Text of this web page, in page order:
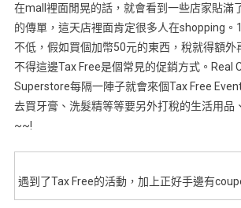
在mall裡面閒晃的話，就會看到一些店家貼滿
的傳單，這天店裡面肯定很多人在shopping。
不低，假如買個加幣50元的東西，稅就得額外
不得這邊Tax Free是個常見的促銷方式。Real
Superstore每隔一陣子就會來個Tax Free
去買牙膏、洗髮精等等要另外打稅的生活用品
~~!
遇到了Tax Free的活動，加上正好手邊有